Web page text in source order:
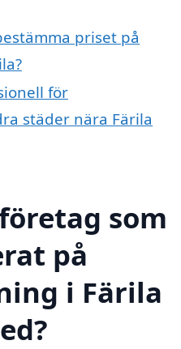
priset på
för
städer nära Färila
som
på
i Färila